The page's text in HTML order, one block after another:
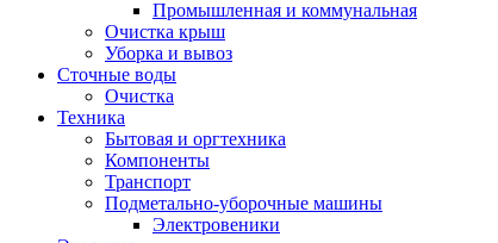
Промышленная и коммунальная
Очистка крыш
Уборка и вывоз
Сточные воды
Очистка
Техника
Бытовая и оргтехника
Компоненты
Транспорт
Подметально-уборочные машины
Электровеники